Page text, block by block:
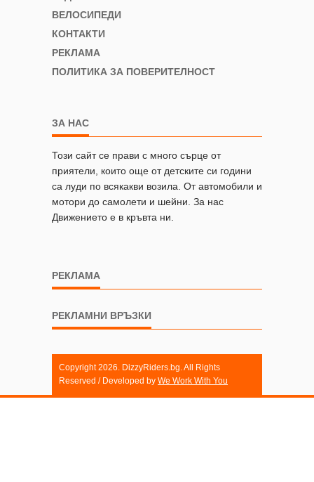
ВЕЛОСИПЕДИ
КОНТАКТИ
РЕКЛАМА
ПОЛИТИКА ЗА ПОВЕРИТЕЛНОСТ
ЗА НАС
Този сайт се прави с много сърце от
приятели, които още от детските си години
са луди по всякакви возила. От автомобили и
мотори до самолети и шейни. За нас
Движението е в кръвта ни.
РЕКЛАМА
РЕКЛАМНИ ВРЪЗКИ
Copyright 2026. DizzyRiders.bg. All Rights
Reserved / Developed by We Work With You